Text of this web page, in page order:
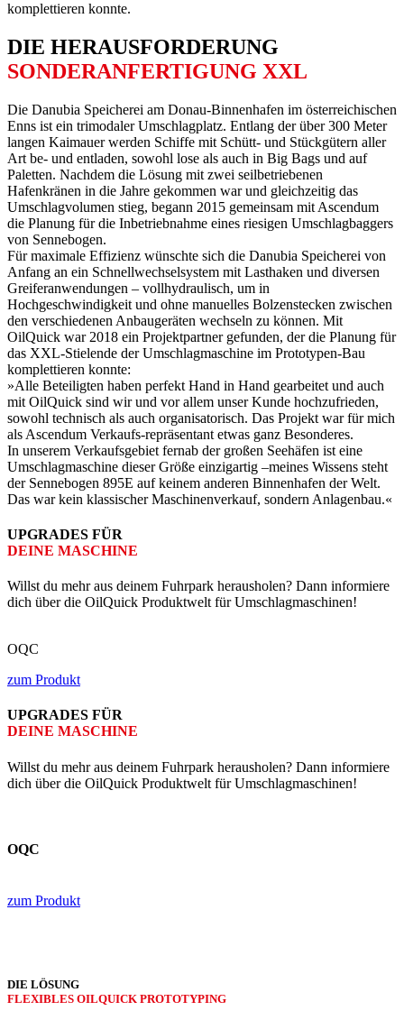
komplettieren konnte.
DIE HER­AUS­­FORDERUNG
SONDER­ANFERTIGUNG XXL
Die Danubia Speicherei am Donau-Binnenhafen im österreichischen
Enns ist ein trimodaler Umschlagplatz. Entlang der über 300 Meter
langen Kaimauer werden Schiffe mit Schütt- und Stückgütern aller
Art be- und entladen, sowohl lose als auch in Big Bags und auf
Paletten. Nachdem die Lösung mit zwei seilbetriebenen
Hafenkränen in die Jahre gekommen war und gleichzeitig das
Umschlagvolumen stieg, begann 2015 gemeinsam mit Ascendum
die Planung für die Inbetriebnahme eines riesigen Umschlagbaggers
von Sennebogen.
Für maximale Effizienz wünschte sich die Danubia Speicherei von
Anfang an ein Schnellwechselsystem mit Lasthaken und diversen
Greiferanwendungen – vollhydraulisch, um in
Hochgeschwindigkeit und ohne manuelles Bolzenstecken zwischen
den verschiedenen Anbaugeräten wechseln zu können. Mit
OilQuick war 2018 ein Projektpartner gefunden, der die Planung für
das XXL-Stielende der Umschlagmaschine im Prototypen-Bau
komplettieren konnte:
»Alle Beteiligten haben perfekt Hand in Hand gearbeitet und auch
mit OilQuick sind wir und vor allem unser Kunde hochzufrieden,
sowohl technisch als auch organisatorisch. Das Projekt war für mich
als Ascendum Verkaufs-repräsentant etwas ganz Besonderes.
In unserem Verkaufsgebiet fernab der großen Seehäfen ist eine
Umschlagmaschine dieser Größe einzigartig –meines Wissens steht
der Sennebogen 895E auf keinem anderen Binnenhafen der Welt.
Das war kein klassischer Maschinenverkauf, sondern Anlagenbau.«
UPGRADES FÜR
DEINE MASCHINE
Willst du mehr aus deinem Fuhr­park herausholen? Dann informiere
dich über die OilQuick Produkt­welt für Umschlagmaschinen!
OQC
zum Produkt
UPGRADES FÜR
DEINE MASCHINE
Willst du mehr aus deinem Fuhr­park herausholen? Dann informiere
dich über die OilQuick Produkt­welt für Umschlagmaschinen!
OQC
zum Produkt
DIE LÖSUNG
FLEXIBLES OILQUICK PROTOTYPING